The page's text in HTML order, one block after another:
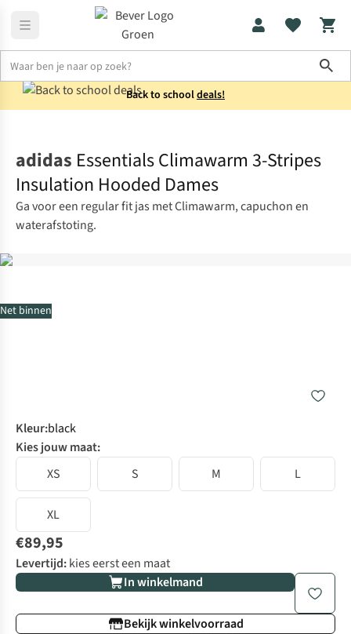
Back to schooldeals!
Net binnen
adidas Essentials Climawarm 3-Stripes
Insulation Hooded Dames
Ga voor een regular fit jas met Climawarm, capuchon en
waterafstoting.
Kleur:black
Kies jouw maat:
XS
S M L
XL
€89,95
Levertijd:kies eerst een maat
In winkelmand
Bekijk winkelvoorraad